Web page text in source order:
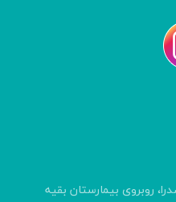
روبروی بیمارستان بقیه